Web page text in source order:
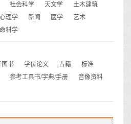
社会科学 天文学
土木建筑
心理学 新闻 医学
艺术
科学
图书 学位论文 古籍
标准
参考工具书/字典/手册
音像资料